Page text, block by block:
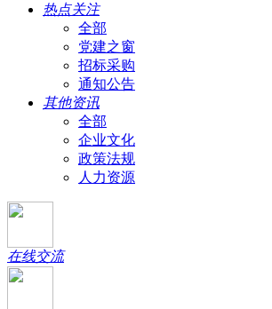
热点关注
全部
党建之窗
招标采购
通知公告
其他资讯
全部
企业文化
政策法规
人力资源
在线交流